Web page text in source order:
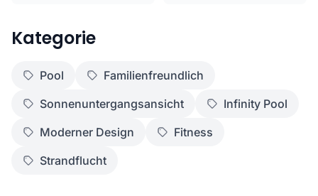
Kategorie
Pool
Familienfreundlich
Sonnenuntergangsansicht
Infinity Pool
Moderner Design
Fitness
Strandflucht